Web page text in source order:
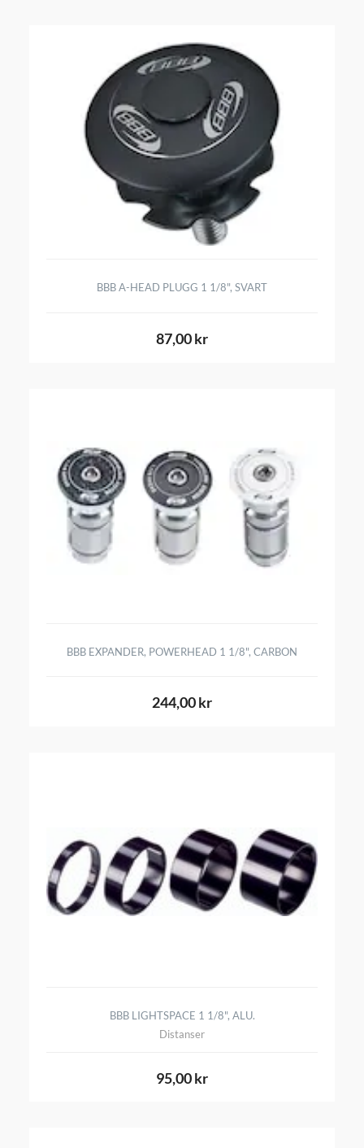
BBB A-HEAD PLUGG 1 1/8", SVART
87,00 kr
BBB EXPANDER, POWERHEAD 1 1/8", CARBON
244,00 kr
BBB LIGHTSPACE 1 1/8", ALU.
Distanser
95,00 kr